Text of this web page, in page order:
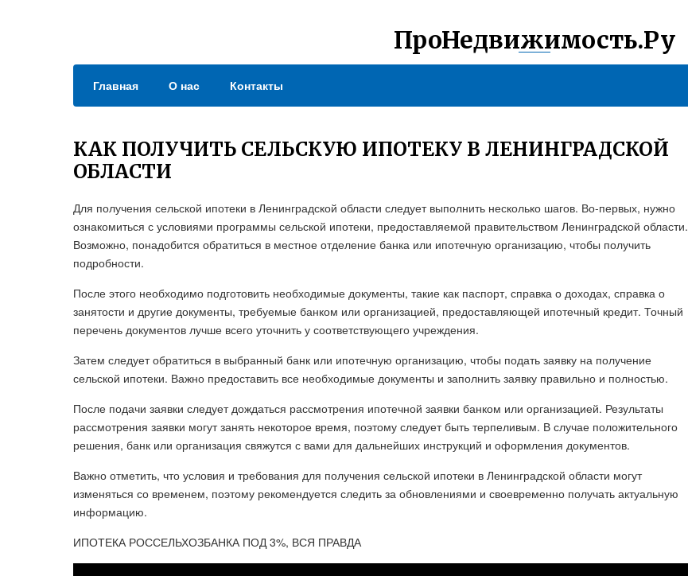
ПроНедвижимость.Ру
Главная О нас Контакты
КАК ПОЛУЧИТЬ СЕЛЬСКУЮ ИПОТЕКУ В ЛЕНИНГРАДСКОЙ
ОБЛАСТИ
Для получения сельской ипотеки в Ленинградской области следует выполнить несколько шагов. Во-первых, нужно
ознакомиться с условиями программы сельской ипотеки, предоставляемой правительством Ленинградской области.
Возможно, понадобится обратиться в местное отделение банка или ипотечную организацию, чтобы получить
подробности.
После этого необходимо подготовить необходимые документы, такие как паспорт, справка о доходах, справка о
занятости и другие документы, требуемые банком или организацией, предоставляющей ипотечный кредит. Точный
перечень документов лучше всего уточнить у соответствующего учреждения.
Затем следует обратиться в выбранный банк или ипотечную организацию, чтобы подать заявку на получение
сельской ипотеки. Важно предоставить все необходимые документы и заполнить заявку правильно и полностью.
После подачи заявки следует дождаться рассмотрения ипотечной заявки банком или организацией. Результаты
рассмотрения заявки могут занять некоторое время, поэтому следует быть терпеливым. В случае положительного
решения, банк или организация свяжутся с вами для дальнейших инструкций и оформления документов.
Важно отметить, что условия и требования для получения сельской ипотеки в Ленинградской области могут
изменяться со временем, поэтому рекомендуется следить за обновлениями и своевременно получать актуальную
информацию.
ИПОТЕКА РОССЕЛЬХОЗБАНКА ПОД 3%, ВСЯ ПРАВДА